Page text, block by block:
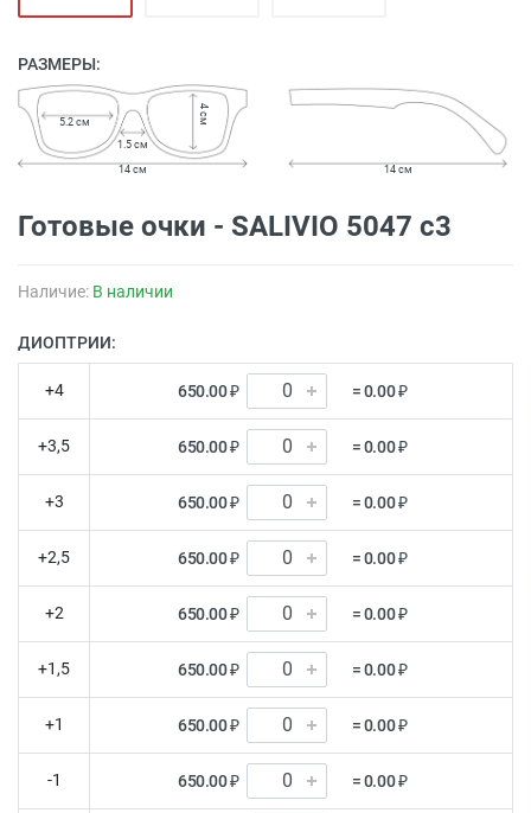
РАЗМЕРЫ:
1.5 см
5.2 см 4 см
14 см 14 см
Готовые очки - SALIVIO 5047 с3
Наличие: В наличии
ДИОПТРИИ:
+4 650.00 ₽ = 0.00 ₽
+3,5 650.00 ₽ = 0.00 ₽
+3 650.00 ₽ = 0.00 ₽
+2,5 650.00 ₽ = 0.00 ₽
+2 650.00 ₽ = 0.00 ₽
+1,5 650.00 ₽ = 0.00 ₽
+1 650.00 ₽ = 0.00 ₽
-1 650.00 ₽ = 0.00 ₽